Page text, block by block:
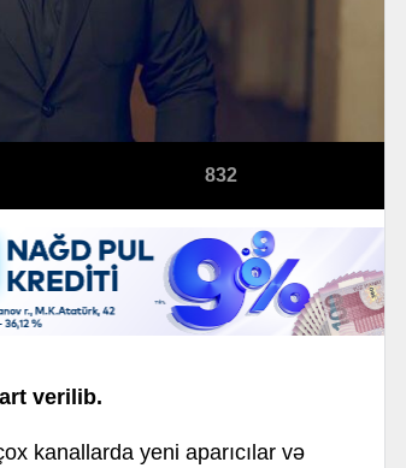
832
verilib.
kanallarda yeni aparıcılar və